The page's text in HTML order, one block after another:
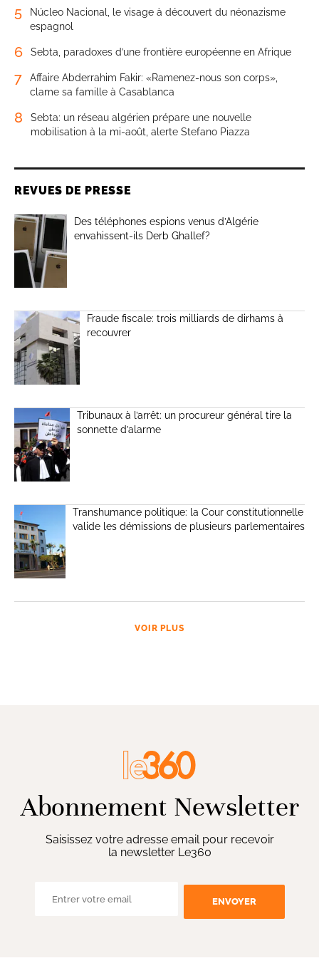
5
Núcleo Nacional, le visage à découvert du néonazisme
espagnol
6 Sebta, paradoxes d’une frontière européenne en Afrique
7
Affaire Abderrahim Fakir: «Ramenez-nous son corps»,
clame sa famille à Casablanca
8
Sebta: un réseau algérien prépare une nouvelle
mobilisation à la mi-août, alerte Stefano Piazza
REVUES DE PRESSE
Des téléphones espions venus d’Algérie
envahissent-ils Derb Ghallef?
Fraude fiscale: trois milliards de dirhams à
recouvrer
Tribunaux à l’arrêt: un procureur général tire la
sonnette d’alarme
Transhumance politique: la Cour constitutionnelle
valide les démissions de plusieurs parlementaires
VOIR PLUS
Abonnement Newsletter
Saisissez votre adresse email pour recevoir
la newsletter Le360
ENVOYER